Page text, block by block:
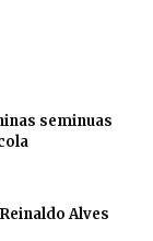
seminuas
Alves